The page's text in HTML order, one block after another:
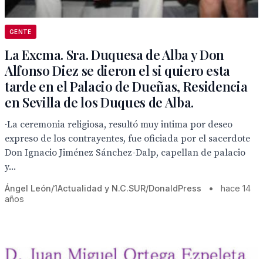
GENTE
La Excma. Sra. Duquesa de Alba y Don
Alfonso Diez se dieron el si quiero esta
tarde en el Palacio de Dueñas, Residencia
en Sevilla de los Duques de Alba.
·La ceremonia religiosa, resultó muy intima por deseo
expreso de los contrayentes, fue oficiada por el sacerdote
Don Ignacio Jiménez Sánchez-Dalp, capellan de palacio
y...
Ángel León/1Actualidad y N.C.SUR/DonaldPress •
hace 14
años